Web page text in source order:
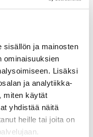
sisällön ja mainosten
ominaisuuksien
Lisäksi
ja analytiikka-
miten käytät
yhdistää näitä
heille tai joita on
10–16)